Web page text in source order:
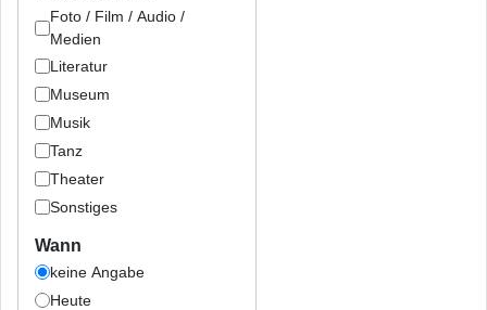
Foto / Film / Audio /
Medien
Literatur
Museum
Musik
Tanz
Theater
Sonstiges
Wann
keine Angabe
Heute